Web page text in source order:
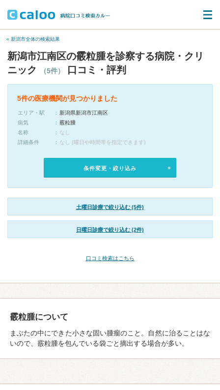
« 新潟市全体の検索結果
新潟市江南区の霰粒腫を診察する病院・クリ
ニック
（5件） 口コミ・評判
5件の医療機関が見つかりました
エリア・駅
新潟県新潟市江南区
病気
霰粒腫
名称
なし
詳細条件
なし (曜日や時間帯を指定できます)
条件変更・絞り込み
土曜日診療で絞り込む (5件)
日曜日診療で絞り込む (2件)
口コミ検索はこちら
霰粒腫について
まぶたの中にできた小さな固い腫瘤のこと。自然に治ることはな
いので、霰粒腫を包んでいる袋ごと摘出する場合が多い。